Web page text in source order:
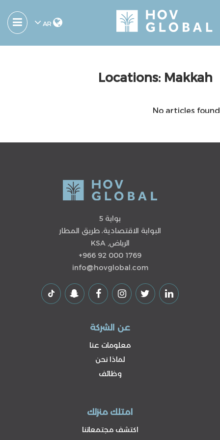
AR
Locations: Makkah
No articles found
بوابة 5
البوابة الاقتصادية، طريق المطار
الرياض, KSA
+966 92 000 1769
info@hovglobal.com
عن الشركة
معلومات عنا
لماذا نحن
وظائف
امتلك منزلك
اكتشف مجتمعاتنا